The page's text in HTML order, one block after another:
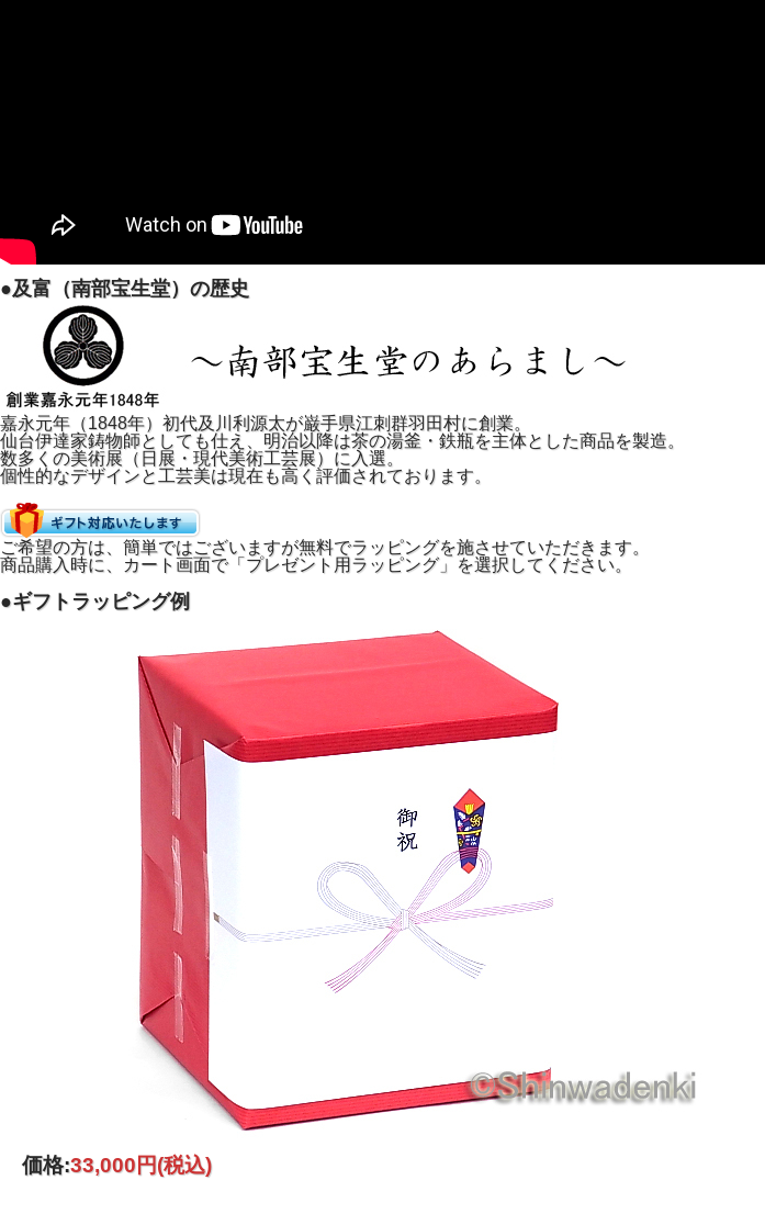
●及富（南部宝生堂）の歴史
嘉永元年（1848年）初代及川利源太が巌手県江刺群羽田村に創業。
仙台伊達家鋳物師としても仕え、明治以降は茶の湯釜・鉄瓶を主体とした商品を製造。
数多くの美術展（日展・現代美術工芸展）に入選。
個性的なデザインと工芸美は現在も高く評価されております。
ご希望の方は、簡単ではございますが無料でラッピングを施させていただきます。
商品購入時に、カート画面で「プレゼント用ラッピング」を選択してください。
●ギフトラッピング例
価格:33,000円(税込)